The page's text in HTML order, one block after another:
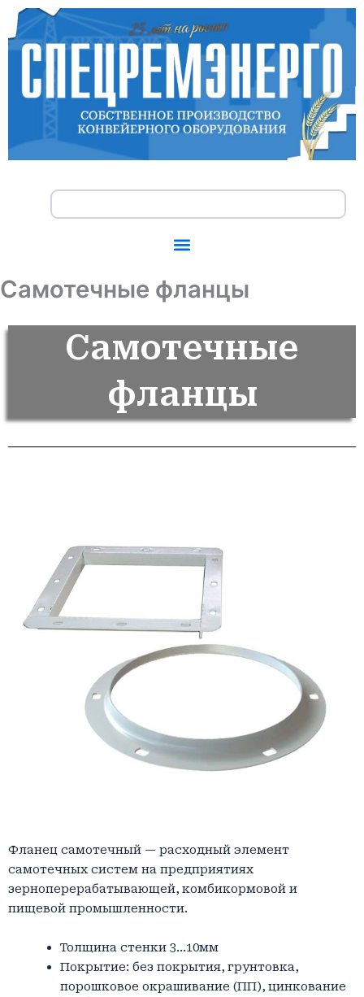
Перейти
содержимому
Search
Самотечные фланцы
Самотечные
фланцы
Фланец самотечный — расходный элемент
самотечных систем на предприятиях
зерноперерабатывающей, комбикормовой и
пищевой промышленности.
Толщина стенки 3…10мм
Покрытие: без покрытия, грунтовка,
порошковое окрашивание (ПП), цинкование